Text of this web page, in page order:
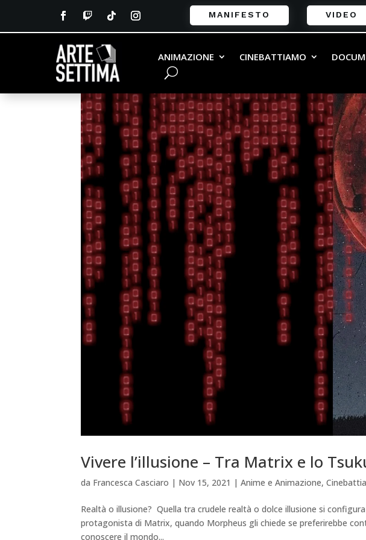
MANIFESTO VIDEO
ANIMAZIONE CINEBATTIAMO
Vivere l’illusione – Tra Matrix e lo
da Francesca Casciaro | Nov 15, 2021 |Anime e Animazione,
Realtà o illusione? Quella tra crudele realtà o dolce illusione si
protagonista di Matrix, quando Morpheus gli chiede se preferirebbe
conoscere il mondo...